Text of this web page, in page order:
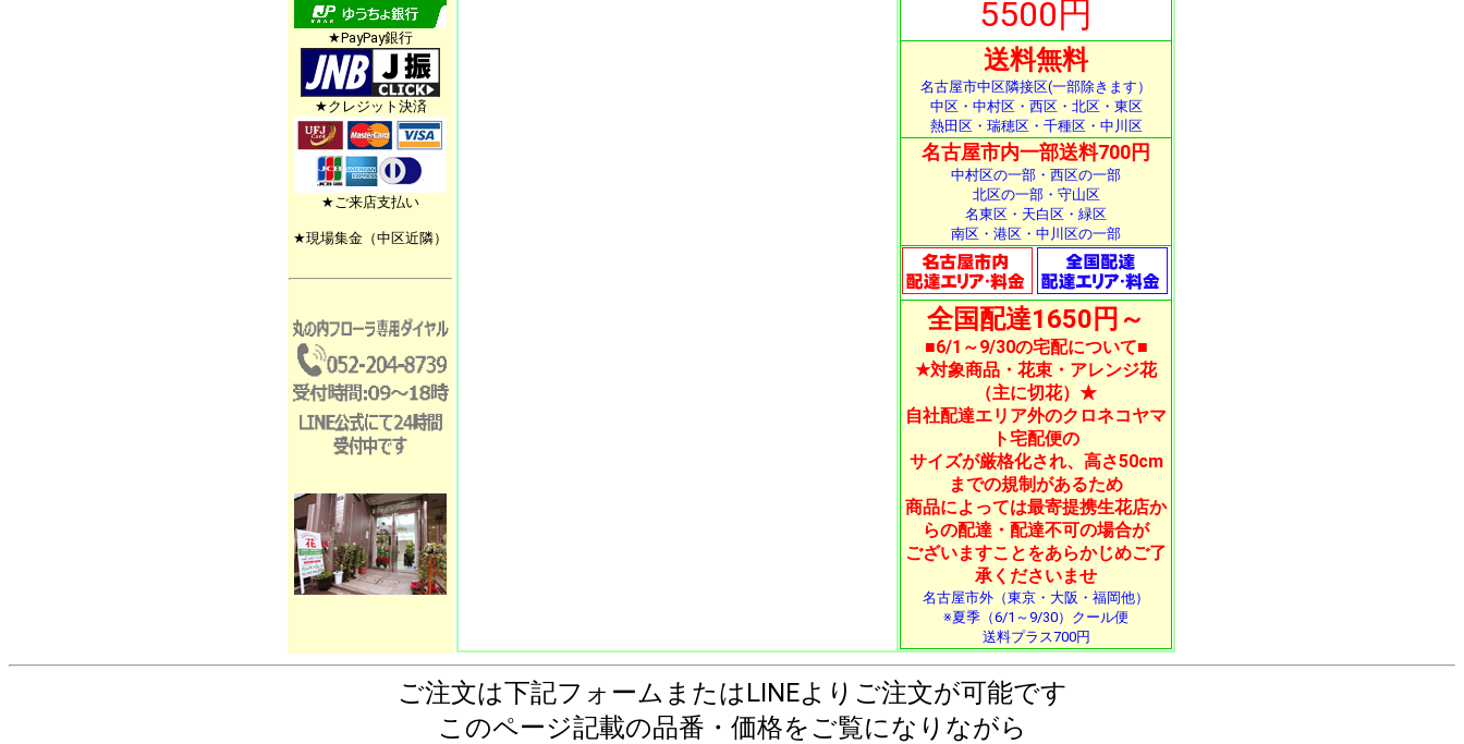
★PayPay銀行
★クレジット決済
★ご来店支払い
★現場集金（中区近隣）
5500円
送料無料
名古屋市中区隣接区(一部除きます）
中区・中村区・西区・北区・東区
熱田区・瑞穂区・千種区・中川区
名古屋市内一部送料700円
中村区の一部・西区の一部
北区の一部・守山区
名東区・天白区・緑区
南区・港区・中川区の一部
全国配達1650円～
■6/1～9/30の宅配について■
★対象商品・花束・アレンジ花
（主に切花）★
自社配達エリア外のクロネコヤマ
ト宅配便の
サイズが厳格化され、高さ50cm
までの規制があるため
商品によっては最寄提携生花店か
らの配達・配達不可の場合が
ございますことをあらかじめご了
承くださいませ
名古屋市外（東京・大阪・福岡他）
※夏季（6/1～9/30）クール便
送料プラス700円
ご注文は下記フォームまたはLINEよりご注文が可能です
このページ記載の品番・価格をご覧になりながら